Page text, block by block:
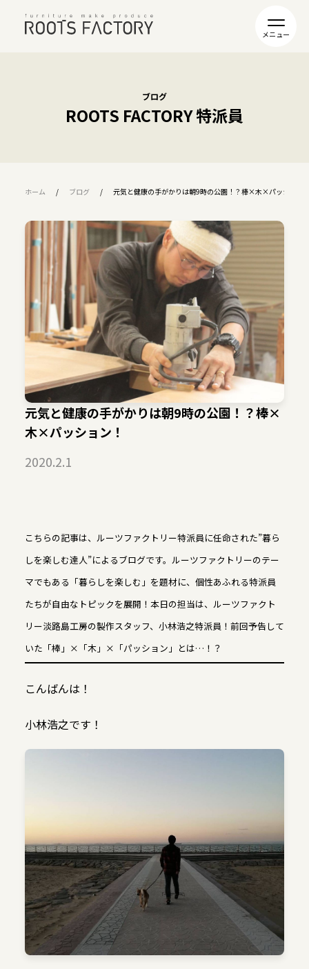
ブログ
ROOTS FACTORY 特派員
ホーム ブログ 元気と健康の手がかりは朝9時の公園！？棒×木×パッション
元気と健康の手がかりは朝9時の公園！？棒×
木×パッション！
2020.2.1
こちらの記事は、ルーツファクトリー特派員に任命された”暮ら
しを楽しむ達人”によるブログです。ルーツファクトリーのテー
マでもある「暮らしを楽しむ」を題材に、個性あふれる特派員
たちが自由なトピックを展開！本日の担当は、ルーツファクト
リー淡路島工房の製作スタッフ、小林浩之特派員！前回予告して
いた「棒」×「木」×「パッション」とは…！？
こんばんは！
小林浩之です！